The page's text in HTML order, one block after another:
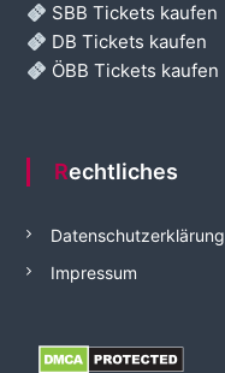
SBB Tickets kaufen
DB Tickets kaufen
ÖBB Tickets kaufen
Rechtliches
Datenschutzerklärung
Impressum